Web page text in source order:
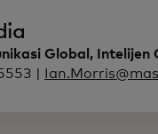
Global, Intelijen
|